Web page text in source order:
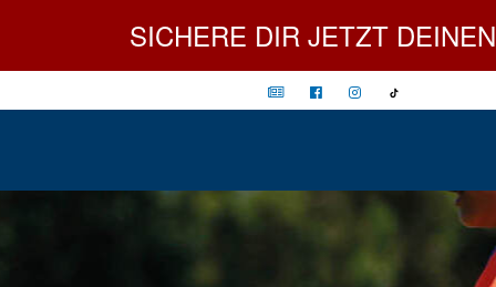
SICHERE DIR JETZT DEINEN